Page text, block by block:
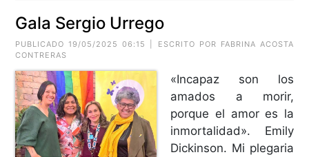
Gala Sergio Urrego
PUBLICADO 19/05/2025 06:15 | ESCRITO POR FABRINA ACOSTA
CONTRERAS
«Incapaz son los
amados a morir,
porque el amor es la
inmortalidad». Emily
Dickinson. Mi plegaria